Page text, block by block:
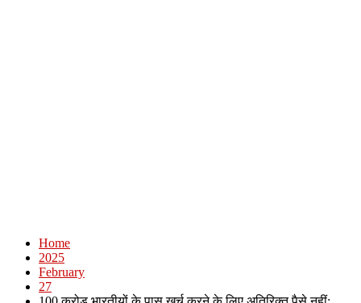
Home
2025
February
27